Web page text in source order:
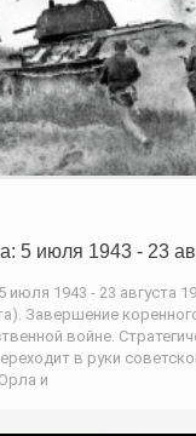
5 июля 1943 - 23
июля 1943 - 23 августа
Завершение
войне.
в руки
и